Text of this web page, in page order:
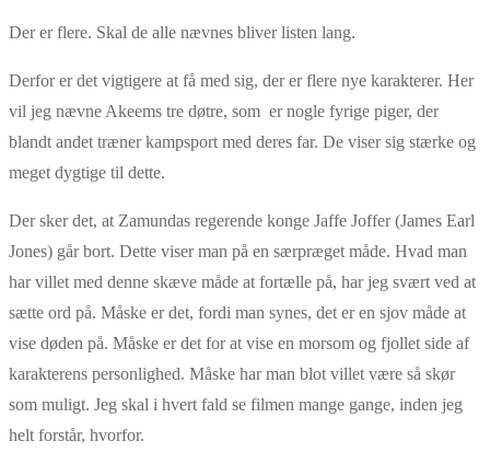
Der er flere. Skal de alle nævnes bliver listen lang.
Derfor er det vigtigere at få med sig, der er flere nye karakterer. Her
vil jeg nævne Akeems tre døtre, som er nogle fyrige piger, der
blandt andet træner kampsport med deres far. De viser sig stærke og
meget dygtige til dette.
Der sker det, at Zamundas regerende konge Jaffe Joffer (James Earl
Jones) går bort. Dette viser man på en særpræget måde. Hvad man
har villet med denne skæve måde at fortælle på, har jeg svært ved at
sætte ord på. Måske er det, fordi man synes, det er en sjov måde at
vise døden på. Måske er det for at vise en morsom og fjollet side af
karakterens personlighed. Måske har man blot villet være så skør
som muligt. Jeg skal i hvert fald se filmen mange gange, inden jeg
helt forstår, hvorfor.